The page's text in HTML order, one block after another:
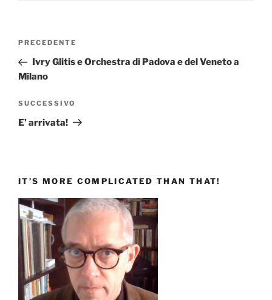
Navigazione
Articolo
precedente:
PRECEDENTE
Ivry Glitis e Orchestra di Padova e del Veneto a
Milano
Articolo
successivo
SUCCESSIVO
E’ arrivata!
IT’S MORE COMPLICATED THAN THAT!